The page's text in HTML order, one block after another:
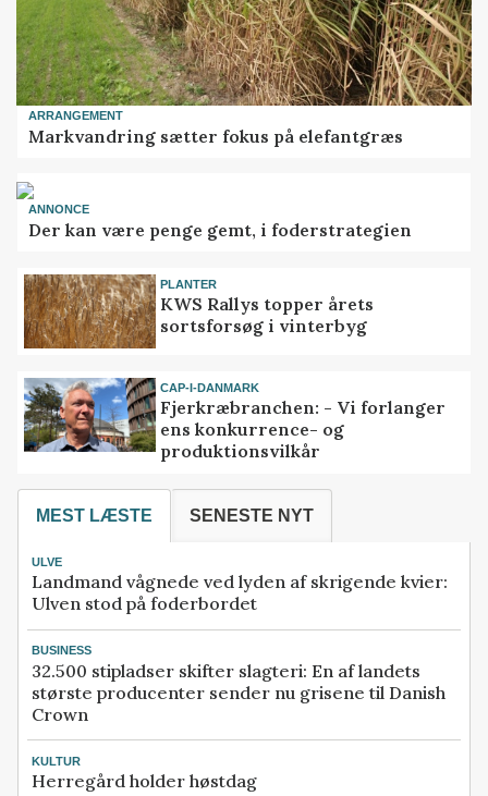
ARRANGEMENT
Markvandring sætter fokus på elefantgræs
ANNONCE
Der kan være penge gemt, i foderstrategien
PLANTER
KWS Rallys topper årets
sortsforsøg i vinterbyg
CAP-I-DANMARK
Fjerkræbranchen: - Vi forlanger
ens konkurrence- og
produktionsvilkår
MEST LÆSTE SENESTE NYT
ULVE
Landmand vågnede ved lyden af skrigende kvier:
Ulven stod på foderbordet
BUSINESS
32.500 stipladser skifter slagteri: En af landets
største producenter sender nu grisene til Danish
Crown
KULTUR
Herregård holder høstdag